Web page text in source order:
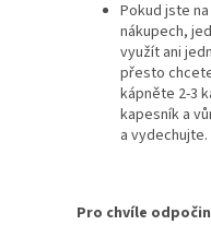
Pokud jste
nákupech,
využít ani
přesto
kápněte 2-3
kapesník a
a vydechujte.
Pro chvíle